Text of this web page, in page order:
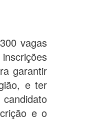
vagas
garantir
e ter
e o